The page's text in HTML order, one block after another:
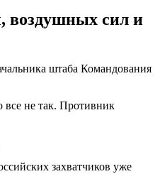
воздушных сил и
штаба Командования
все не так. Противник
захватчиков уже